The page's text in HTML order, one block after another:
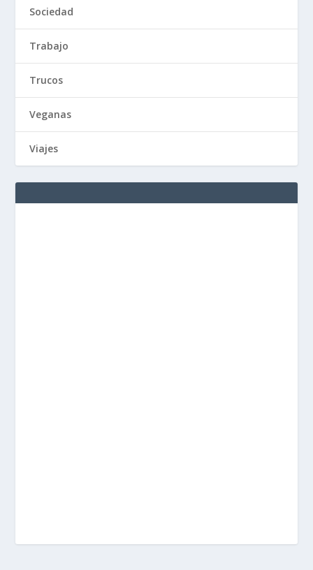
Sociedad
Trabajo
Trucos
Veganas
Viajes